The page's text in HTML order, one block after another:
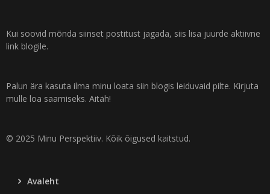
Kui soovid mõnda siinset postitust jagada, siis lisa juurde aktiivne
link blogile.
Palun ära kasuta ilma minu loata siin blogis leiduvaid pilte. Kirjuta
mulle loa saamiseks. Aitäh!
© 2025 Minu Perspektiiv. Kõik õigused kaitstud.
Avaleht